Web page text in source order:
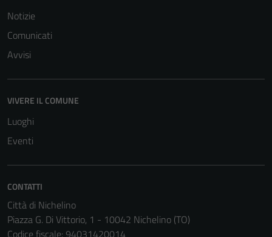
Notizie
Comunicati
Avvisi
VIVERE IL COMUNE
Luoghi
Eventi
CONTATTI
Città di Nichelino
Piazza G. Di Vittorio, 1 - 10042 Nichelino (TO)
Codice fiscale: 94031420014